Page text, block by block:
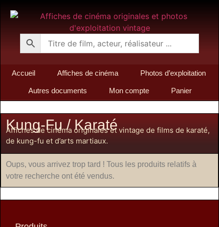
Accueil Affiches de cinéma Photos d’exploitation
Autres documents Mon compte Panier
Kung-Fu / Karaté
Affiches de cinéma originales et vintage de films de karaté,
de kung-fu et d’arts martiaux.
Oups, vous arrivez trop tard ! Tous les produits relatifs à
votre recherche ont été vendus.